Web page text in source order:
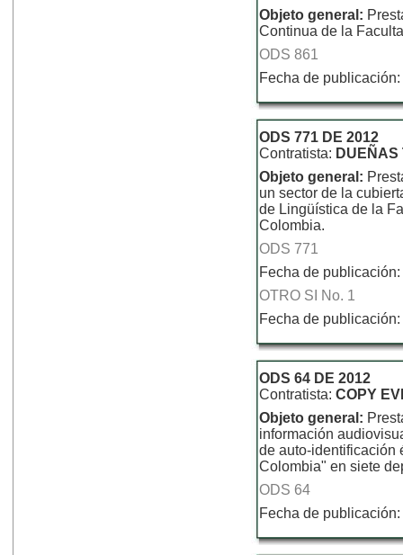
Objeto general:
Continua de la
ODS 861
Fecha de
ODS 771 DE 2012
Contratista:
Objeto general:
un sector de la
de Lingüística de la
Colombia.
ODS 771
Fecha de
OTRO SI No. 1
Fecha de
ODS 64 DE 2012
Contratista: COPY
Objeto general:
información
de auto-identificación
Colombia" en siete
ODS 64
Fecha de